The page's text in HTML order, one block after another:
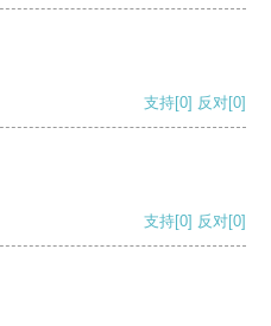
支持[0] 反对[0]
支持[0] 反对[0]